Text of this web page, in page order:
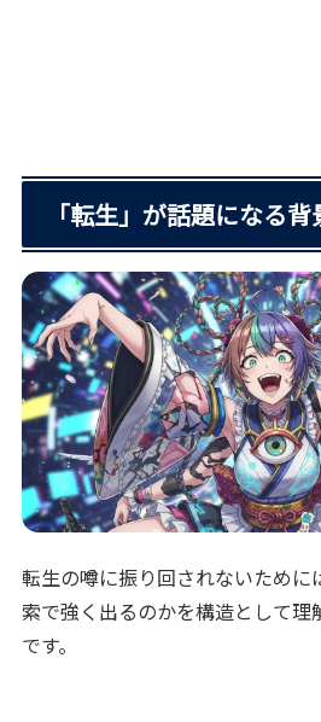
「転生」が話題になる
転生の噂に振り回されないために
索で強く出るのかを構造として理
です。